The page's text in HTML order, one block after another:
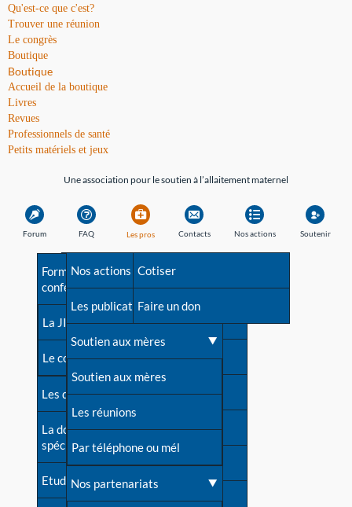
Qu'est-ce que c'est?
Trouver une réunion
Le congrès
Boutique
Boutique
Accueil de la boutique
Livres
Revues
Professionnels de santé
Petits matériels et jeux
Une association pour le soutien à l’allaitement maternel
Forum FAQ
Avant la naissance
Les débuts
Une difficulté d'allaitement ?
Cas particuliers
Mythes et vérités
Devenir animatrice ?
Une question sur le site
Les pros
Formations et
conférences
La JIA
Le congrès
Les dossiers de l'allaitement
La documentation
spécialisée
Etudes récentes
Contacts
Besoin d'aide?
Répertoire de tous les
contacts
Contact presse
Dossier de presse
Soutenir LLL
Livre d'or
Forum
Nos actions
Nos actions
Les publications
Soutien aux mères
Soutien aux mères
Les réunions
Par téléphone ou mél
Nos partenariats
Soutenir
Cotiser
Faire un don